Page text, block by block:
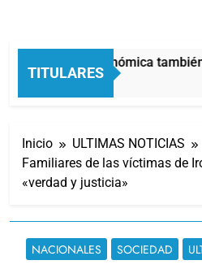
TITULARES
La crisis económica
11 Horas Atrás
Inicio
ULTIMAS NOTICIAS
Familiares de las víctimas de
«verdad y justicia»
NACIONALES SOCIEDAD